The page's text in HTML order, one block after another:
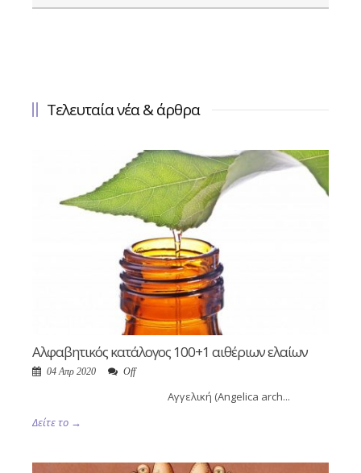
Τελευταία νέα & άρθρα
Αλφαβητικός κατάλογος 100+1 αιθέριων ελαίων
04 Απρ 2020 Off
Αγγελική (Angelica arch...
Δείτε το →